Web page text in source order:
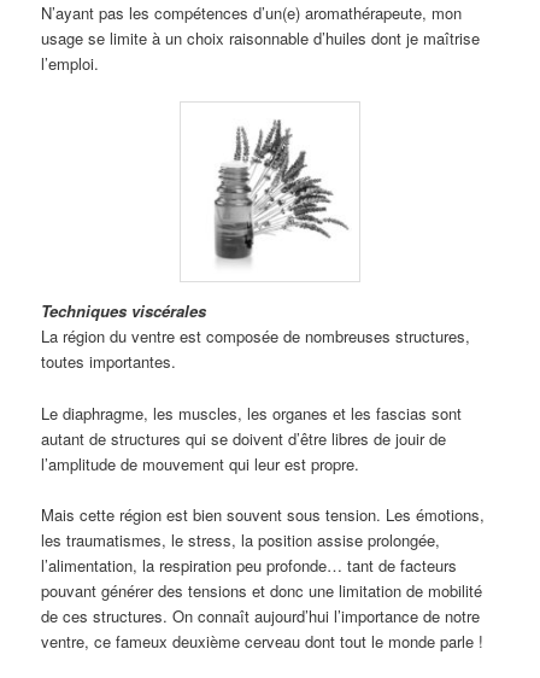
N’ayant pas les compétences d’un(e) aromathérapeute, mon
usage se limite à un choix raisonnable d’huiles dont je maîtrise
l’emploi.
Techniques viscérales
La région du ventre est composée de nombreuses structures,
toutes importantes.
Le diaphragme, les muscles, les organes et les fascias sont
autant de structures qui se doivent d’être libres de jouir de
l’amplitude de mouvement qui leur est propre.
Mais cette région est bien souvent sous tension. Les émotions,
les traumatismes, le stress, la position assise prolongée,
l’alimentation, la respiration peu profonde… tant de facteurs
pouvant générer des tensions et donc une limitation de mobilité
de ces structures. On connaît aujourd’hui l’importance de notre
ventre, ce fameux deuxième cerveau dont tout le monde parle !